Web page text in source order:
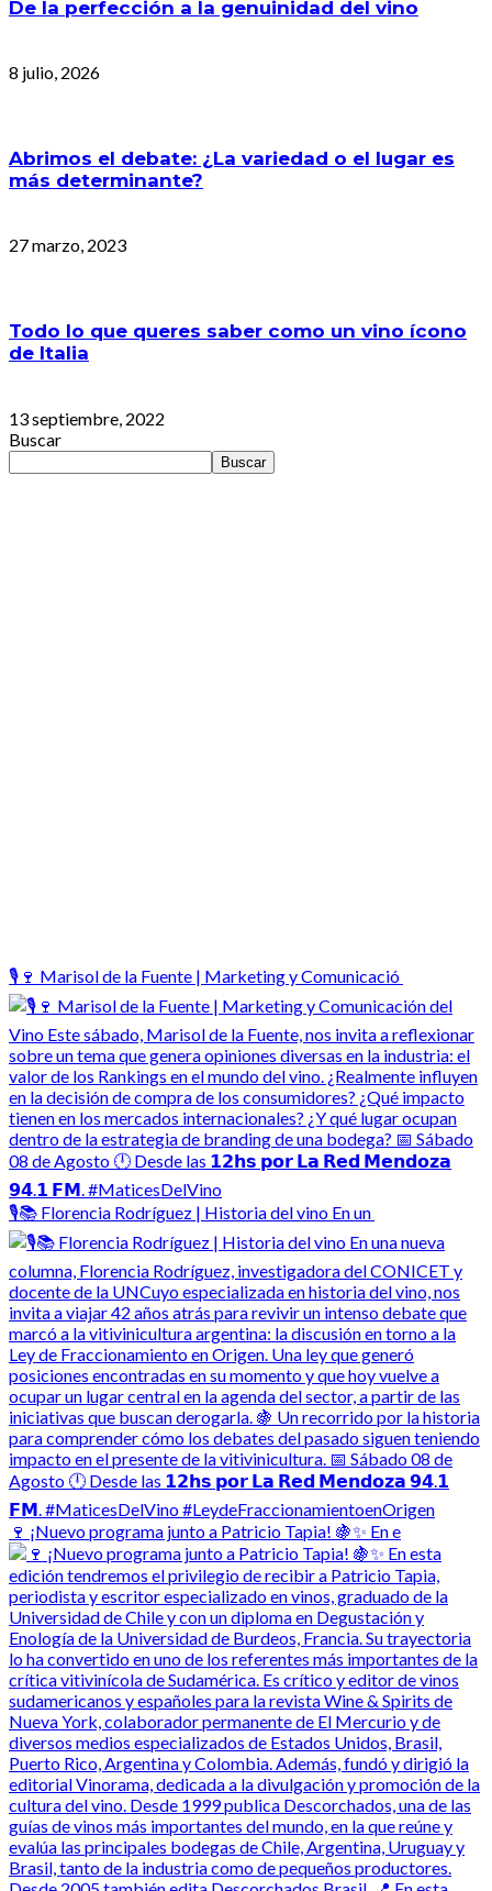
De la perfección a la genuinidad del vino
8 julio, 2026
Abrimos el debate: ¿La variedad o el lugar es
más determinante?
27 marzo, 2023
Todo lo que queres saber como un vino ícono
de Italia
13 septiembre, 2022
Buscar
Buscar
🎙️🍷 Marisol de la Fuente | Marketing y Comunicació
🎙️📚 Florencia Rodríguez | Historia del vino En un
🍷 ¡Nuevo programa junto a Patricio Tapia! 🍇✨ En e